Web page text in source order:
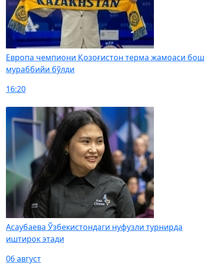
Европа чемпиони Қозоғистон терма жамоаси бош
мураббийи бўлди
16:20
Асаубаева Ўзбекистондаги нуфузли турнирда
иштирок этади
06 август